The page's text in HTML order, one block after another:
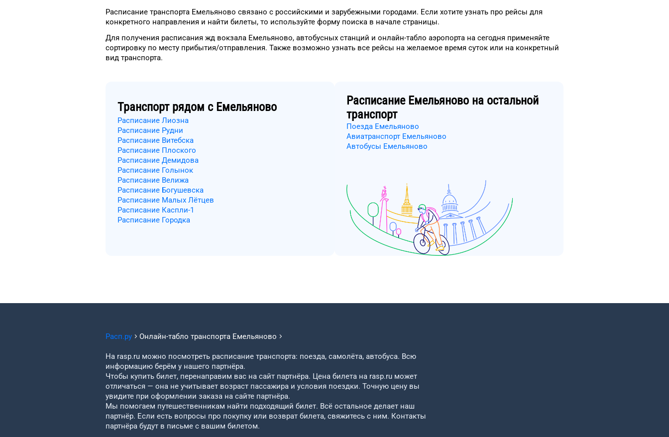
Расписание транспорта Емельяново связано с российскими и зарубежными городами. Если хотите узнать про рейсы для
конкретного направления и найти билеты, то используйте форму поиска в начале страницы.
Для получения расписания жд вокзала Емельяново, автобусных станций и онлайн-табло аэропорта на сегодня применяйте
сортировку по месту прибытия/отправления. Также возможно узнать все рейсы на желаемое время суток или на конкретный
вид транспорта.
Транспорт рядом с Емельяново
Расписание Лиозна
Расписание Рудни
Расписание Витебска
Расписание Плоского
Расписание Демидова
Расписание Голынок
Расписание Велижа
Расписание Богушевска
Расписание Малых Лётцев
Расписание Каспли-1
Расписание Городка
Расписание Емельяново на остальной
транспорт
Поезда Емельяново
Авиатранспорт Емельяново
Автобусы Емельяново
Расп.ру Онлайн-табло транспорта Емельяново
На rasp.ru можно посмотреть расписание транспорта: поезда, самолёта, автобуса. Всю
информацию берём у нашего партнёра.
Чтобы купить билет, перенаправим вас на сайт партнёра. Цена билета на rasp.ru может
отличаться — она не учитывает возраст пассажира и условия поездки. Точную цену вы
увидите при оформлении заказа на сайте партнёра.
Мы помогаем путешественникам найти подходящий билет. Всё остальное делает наш
партнёр. Если есть вопросы про покупку или возврат билета, свяжитесь с ним. Контакты
партнёра будут в письме с вашим билетом.